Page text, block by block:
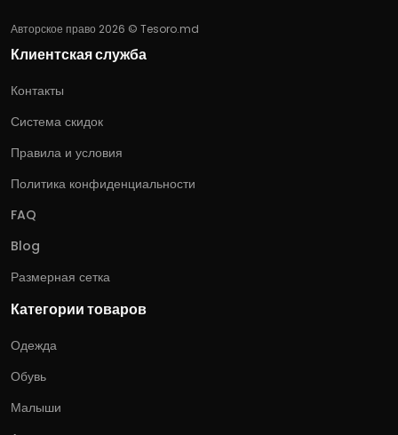
Авторское право 2026 © Tesoro.md
Клиентская служба
Контакты
Система скидок
Правила и условия
Политика конфиденциальности
FAQ
Blog
Размерная сетка
Категории товаров
Одежда
Обувь
Малыши